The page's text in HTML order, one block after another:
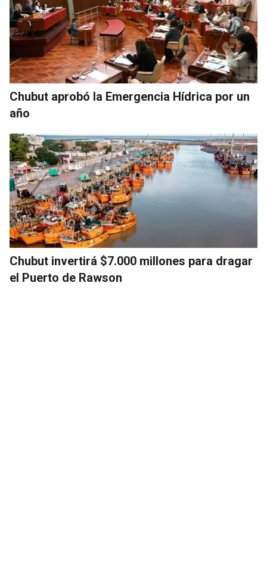
Chubut aprobó la Emergencia Hídrica por un
año
Chubut invertirá $7.000 millones para dragar
el Puerto de Rawson